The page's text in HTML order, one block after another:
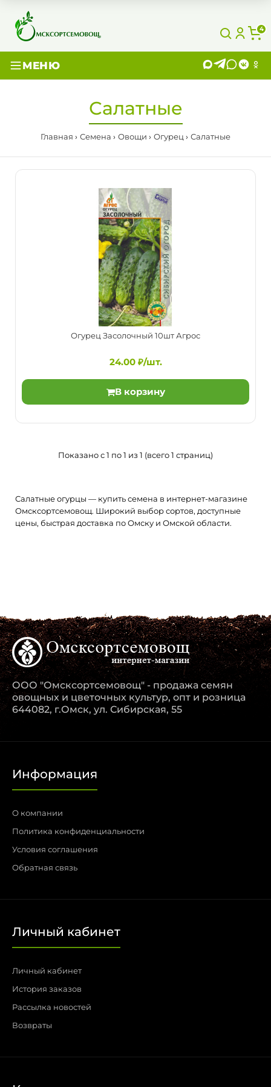
4
МЕНЮ
Салатные
Главная Семена Овощи Огурец Салатные
24.00 ₽/шт.
Огурец Засолочный 10шт Агрос
24.00 ₽/шт.
В корзину
Показано с 1 по 1 из 1 (всего 1 страниц)
Салатные огурцы — купить семена в интернет-магазине
Омсксортсемовощ. Широкий выбор сортов, доступные
цены, быстрая доставка по Омску и Омской области.
ООО "Омсксортсемовощ" - продажа семян
овощных и цветочных культур, опт и розница
644082, г.Омск, ул. Сибирская, 55
Информация
О компании
Политика конфиденциальности
Условия соглашения
Обратная связь
Личный кабинет
Личный кабинет
История заказов
Рассылка новостей
Возвраты